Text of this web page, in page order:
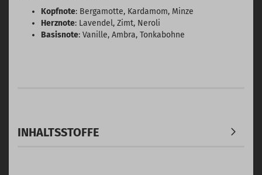
Kopfnote: Bergamotte, Kardamom, Minze
Herznote: Lavendel, Zimt, Neroli
Basisnote: Vanille, Ambra, Tonkabohne
INHALTSSTOFFE